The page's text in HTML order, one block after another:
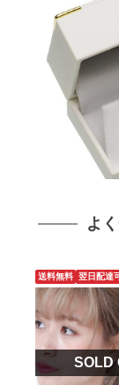
よ
送料無料 翌日配達
SOLD